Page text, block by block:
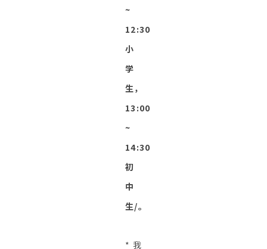
~
12:30
小
学
生，
13:00
~
14:30
初
中
生/。
* 我